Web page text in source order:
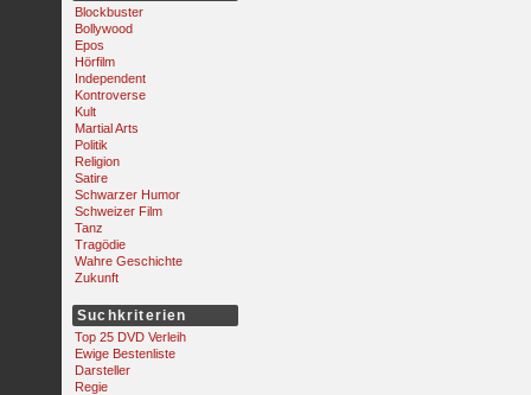
Blockbuster
Bollywood
Epos
Hörfilm
Independent
Kontroverse
Kult
Martial Arts
Politik
Religion
Satire
Schwarzer Humor
Schweizer Film
Tanz
Tragödie
Wahre Geschichte
Zukunft
Suchkriterien
Top 25 DVD Verleih
Ewige Bestenliste
Darsteller
Regie